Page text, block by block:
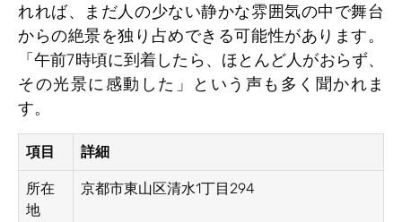
れれば、まだ人の少ない静かな雰囲気の中で舞台
からの絶景を独り占めできる可能性があります。
「午前7時頃に到着したら、ほとんど人がおらず、
その光景に感動した」という声も多く聞かれま
す。
項目 詳細
所在
地
京都市東山区清水1丁目294